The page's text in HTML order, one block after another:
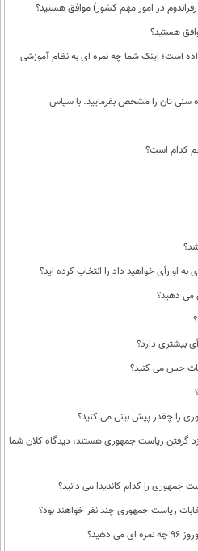
هستید؟
است؛ اینک شما چه نمره ای به نظام آموزشی
سنی تان را مشخص بفرمایید. با سپاس
کدام است؟
او رأی خواهید داد را انتخاب کرده اید؟
می دهید؟
بیشتری دارد؟
حس می کنید؟
را چقدر پیش بینی می کنید؟
گرفتن ریاست جمهوری هستند، دیدگاه کلان شما
جمهوری را کدام کاندیدا می دانید؟
ریاست جمهوری چند نفر خواهند بود؟